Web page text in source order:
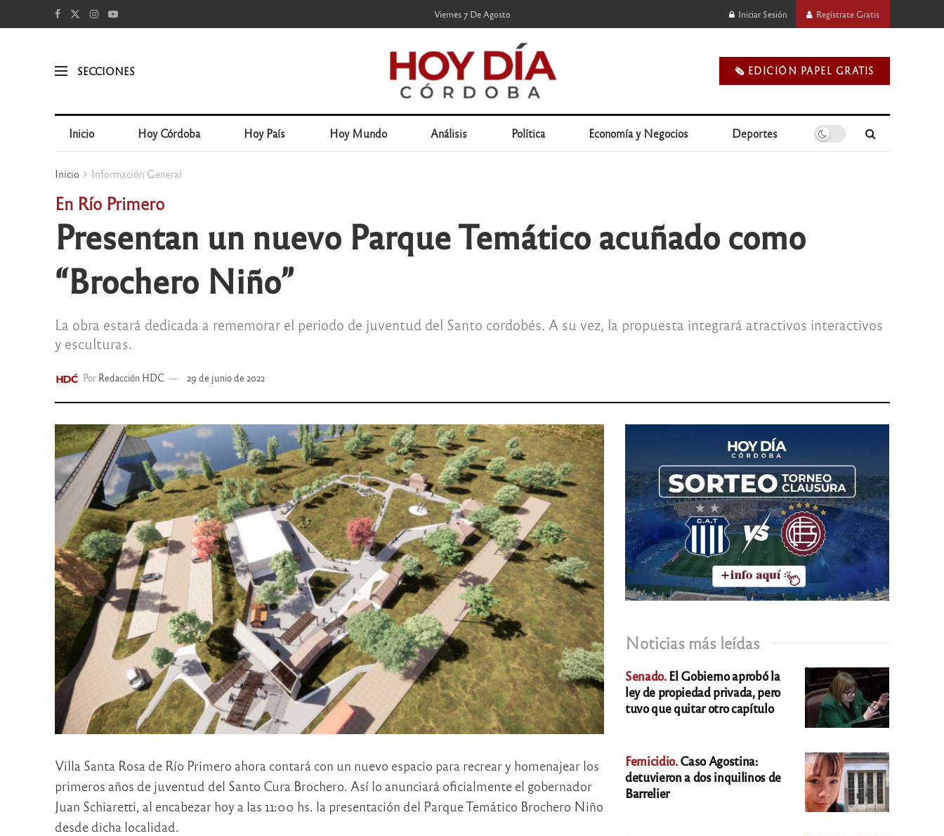
Viernes 7 De Agosto Iniciar Sesión Regístrate Gratis
SECCIONES 🗞️ EDICIÓN PAPEL GRATIS
Inicio Hoy Córdoba Hoy País Hoy Mundo Análisis Política Economía y Negocios Deportes
Inicio Información General
En Río Primero
Presentan un nuevo Parque Temático acuñado como
“Brochero Niño”
La obra estará dedicada a rememorar el periodo de juventud del Santo cordobés. A su vez, la propuesta integrará atractivos interactivos
y esculturas.
Por Redacción HDC 29 de junio de 2022
Villa Santa Rosa de Río Primero ahora contará con un nuevo espacio para recrear y homenajear los
primeros años de juventud del Santo Cura Brochero. Así lo anunciará oficialmente el gobernador
Juan Schiaretti, al encabezar hoy a las 11:00 hs. la presentación del Parque Temático Brochero Niño
desde dicha localidad.
Noticias más leídas
Senado.El Gobierno aprobó la
ley de propiedad privada, pero
tuvo que quitar otro capítulo
Femicidio.Caso Agostina:
detuvieron a dos inquilinos de
Barrelier